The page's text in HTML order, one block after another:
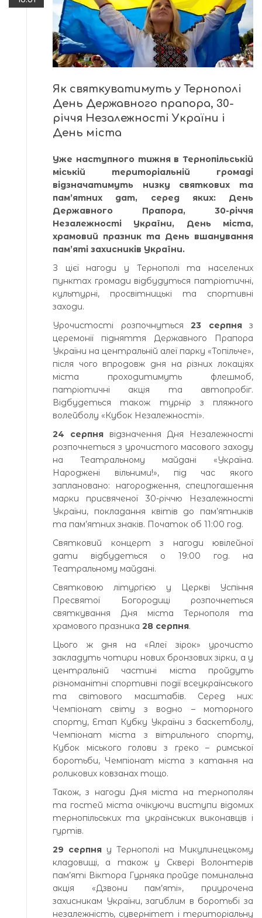
Як святкуватимуть у Тернополі
День Державного прапора, 30-
річчя Незалежності України і
День міста
Уже наступного тижня в Тернопільській
міській територіальній громаді
відзначатимуть низку святкових та
пам’ятних дат, серед яких: День
Державного Прапора, 30-річчя
Незалежності України, День міста,
храмовий празник та День вшанування
пам’яті захисників України.
З цієї нагоди у Тернополі та населених
пунктах громади відбудуться патріотичні,
культурні, просвітницькі та спортивні
заходи.
Урочистості розпочнуться 23 серпняз
церемонії підняття Державного Прапора
України на центральній алеї парку «Топільче»,
після чого впродовж дня на різних локаціях
міста проходитимуть флешмоб,
патріотичні акція та автопробіг.
Відбудеться також турнір з пляжного
волейболу «Кубок Незалежності».
24 серпнявідзначення Дня Незалежності
розпочнеться з урочистого масового заходу
на Театральному майдані «Україна.
Народжені вільними!», під час якого
заплановано: нагородження, спецпогашення
марки присвяченої 30-річчю Незалежності
України, покладання квітів до пам’ятників
та пам’ятних знаків. Початок об 11:00 год.
Святковий концерт з нагоди ювілейної
дати відбудеться о 19:00 год. на
Театральному майдані.
Святковою літургією у Церкві Успіння
Пресвятої Богородиці розпочнеться
святкування Дня міста Тернополя та
храмового празника 28 серпня.
Цього ж дня на «Алеї зірок» урочисто
закладуть чотири нових бронзових зірки, а у
центральній частині міста пройдуть
різноманітні спортивні події всеукраїнського
та світового масштабів. Серед них:
Чемпіонат світу з водно – моторного
спорту, Етап Кубку України з баскетболу,
Чемпіонат міста з вітрильного спорту,
Кубок міського голови з греко – римської
боротьби, Чемпіонат міста з катання на
роликових ковзанах тощо.
Також, з нагоди Дня міста на тернополян
та гостей міста очікуючи виступи відомих
тернопільських та українських виконавців і
гуртів.
29 серпня у Тернополі на Микулинецькому
кладовищі, а також у Сквері Волонтерів
пам’яті Віктора Гурняка пройде поминальна
акція «Дзвони пам’яті», приурочена
захисникам України, загиблим в боротьбі за
незалежність, сувернітет і територіальну